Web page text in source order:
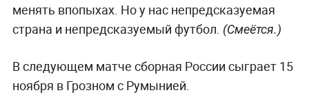
менять впопыхах. Но у нас непредсказуемая
страна и непредсказуемый футбол. (Смеётся.)
В следующем матче сборная России сыграет 15
ноября в Грозном с Румынией.